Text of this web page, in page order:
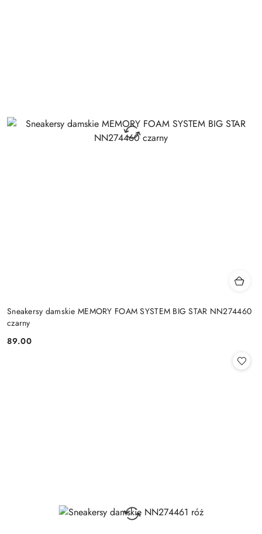
Sneakersy damskie MEMORY FOAM SYSTEM BIG STAR NN274460
czarny
Cena:
89.00